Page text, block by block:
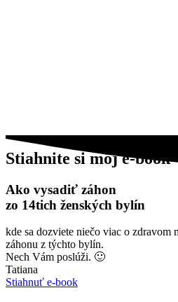
Stiahnite si môj e-book
Ako vysadiť záhon
zo 14tich ženských bylín
kde sa dozviete niečo viac o
záhonu z týchto bylín.
Nech Vám poslúži. 🙂
Tatiana
Stiahnuť e-book